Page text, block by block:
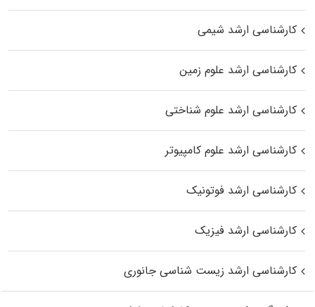
کارشناسی ارشد شیمی
کارشناسی ارشد علوم زمین
کارشناسی ارشد علوم شناختی
کارشناسی ارشد علوم کامپیوتر
کارشناسی ارشد فوتونیک
کارشناسی ارشد فیزیک
کارشناسی ارشد زیست‌ شناسی جانوری